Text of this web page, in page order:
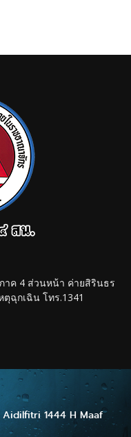
าค 4 ส่วนหน้า ค่ายสิรินธร
ฉุกเฉิน โทร.1341
Aidilfitri 1444 H Maaf